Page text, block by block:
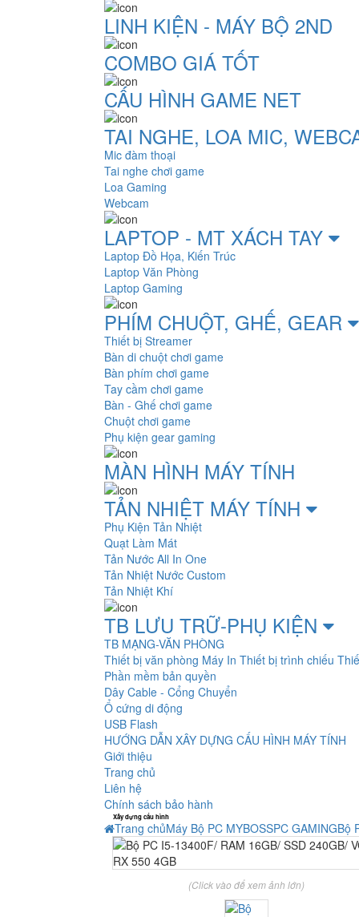
LINH KIỆN - MÁY BỘ 2ND
COMBO GIÁ TỐT
CẤU HÌNH GAME NET
TAI NGHE, LOA MIC,
Mic đàm thoại
Tai nghe chơi game
Loa Gaming
Webcam
LAPTOP - MT XÁCH TAY
Laptop Đồ Họa, Kiến Trúc
Laptop Văn Phòng
Laptop Gaming
PHÍM CHUỘT, GHẾ, GEAR
Thiết bị Streamer
Bàn di chuột chơi game
Bàn phím chơi game
Tay cầm chơi game
Bàn - Ghế chơi game
Chuột chơi game
Phụ kiện gear gaming
MÀN HÌNH MÁY TÍNH
TẢN NHIỆT MÁY TÍNH
Phụ Kiện Tản Nhiệt
Quạt Làm Mát
Tản Nước All In One
Tản Nhiệt Nước Custom
Tản Nhiệt Khí
TB LƯU TRỮ-PHỤ KIỆN
TB MẠNG-VĂN PHÒNG
Thiết bị văn phòng Máy In Thiết bị trình chiếu
Phần mềm bản quyền
Dây Cable - Cổng Chuyển
Ổ cứng di động
USB Flash
HƯỚNG DẪN XÂY DỰNG CẤU HÌNH MÁY TÍNH
Giới thiệu
Trang chủ
Liên hệ
Chính sách bảo hành
Xây dựng cấu hình
Trang chủMáy Bộ PC MYBOSSPC GAMINGBộ
(Click vào để xem ảnh lớn)